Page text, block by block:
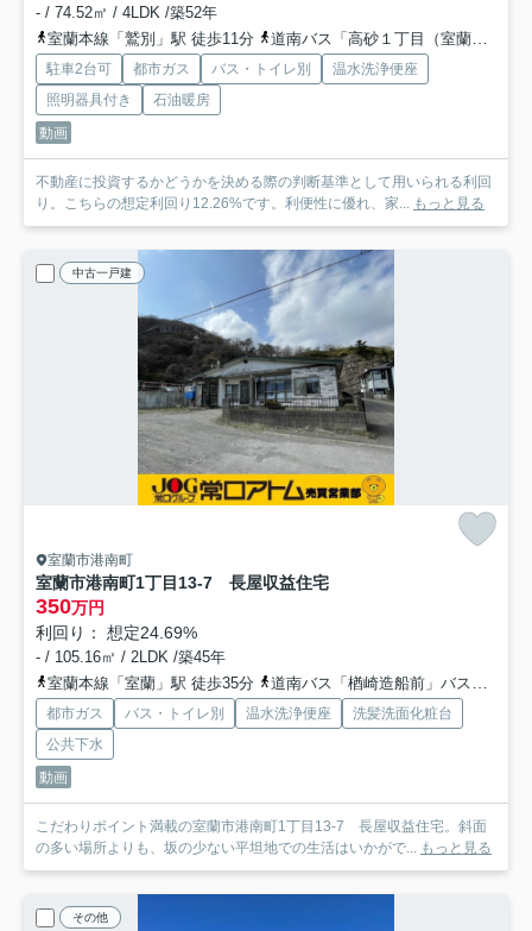
- / 74.52㎡ / 4LDK /築52年
室蘭本線「鷲別」駅 徒歩11分
道南バス「高砂１丁目（室蘭市）」バス停下車 徒歩1分
駐車2台可 都市ガス バス・トイレ別
温水洗浄便座
照明器具付き
石油暖房
動画
不動産に投資するかどうかを決める際の判断基準として用いられる利回
り。こちらの想定利回り12.26%です。利便性に優れ、家... もっと見る
中古一戸建
室蘭市港南町
室蘭市港南町1丁目13-7 長屋収益住宅
350万円
利回り： 想定24.69%
- / 105.16㎡ / 2LDK /築45年
室蘭本線「室蘭」駅 徒歩35分
道南バス「楢崎造船前」バス停下車 徒歩2分
都市ガス バス・トイレ別 温水洗浄便座
洗髪洗面化粧台
公共下水
動画
こだわりポイント満載の室蘭市港南町1丁目13-7 長屋収益住宅。斜面
の多い場所よりも、坂の少ない平坦地での生活はいかがで... もっと見る
その他